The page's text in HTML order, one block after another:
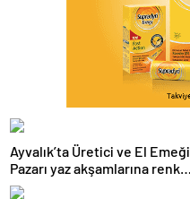
Ayvalık’ta Üretici ve El Emeği
Pazarı yaz akşamlarına renk
katıyor